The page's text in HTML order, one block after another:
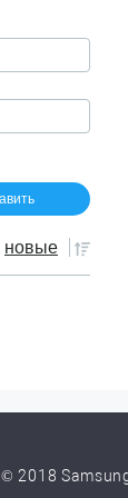
новые
© 2018